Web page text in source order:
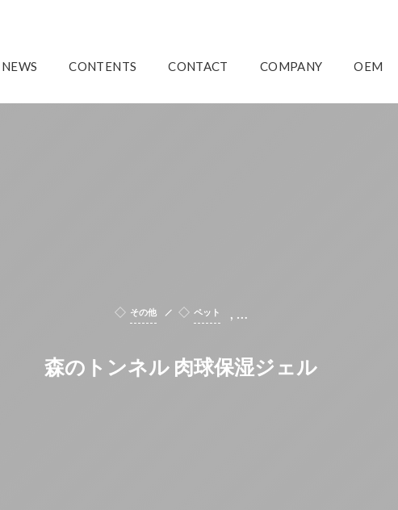
NEWS CONTENTS CONTACT COMPANY OEM
その他 ペット , …
森のトンネル 肉球保湿ジェル